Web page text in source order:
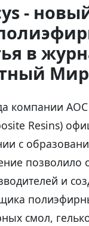
-
в
компании
Resins)
с
позволило
и
смол,